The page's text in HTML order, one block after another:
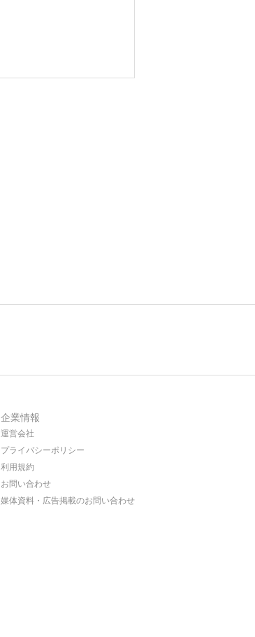
企業情報
運営会社
プライバシーポリシー
利用規約
お問い合わせ
媒体資料・広告掲載のお問い合わせ